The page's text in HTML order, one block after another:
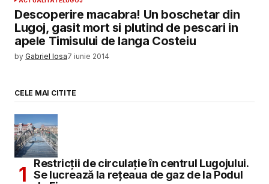
Descoperire macabra! Un boschetar din
Lugoj, gasit mort si plutind de pescari in
apele Timisului de langa Costeiu
by Gabriel Iosa7 iunie 2014
CELE MAI CITITE
Restricții de circulație în centrul Lugojului.
Se lucrează la rețeaua de gaz de la Podul